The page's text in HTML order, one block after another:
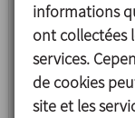
informations
ont collectées
services.
de cookies
site et les